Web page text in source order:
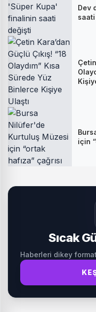
Dev
için
Sıcak
Haberleri dikey